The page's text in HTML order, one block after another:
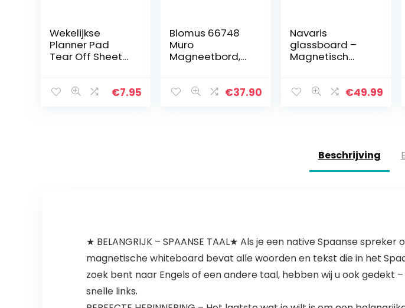
Wekelijkse
Planner Pad
Tear Off Sheets |
om uw
€7.95
Blomus 66748
Muro
Magneetbord,
€37.90
Navaris
glassboard –
Magnetisch
Memobord van
magneten…
€49.99
Beschrijving
★ BELANGRIJK – SPAANSE TAAL★ Als je een native Spaanse
magnetische whiteboard bevat alle woorden en tekst die in het
zoek bent naar Engels of een andere taal, hebben wij u ook gedekt
snelle links.